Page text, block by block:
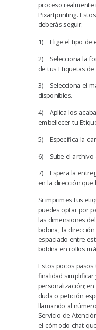
proceso realmente
Pixartprinting.
deberás seguir:
1)
Elige el tipo de
2)
Selecciona la
de tus Etiquetas de
3)
Selecciona el
disponibles.
4)
Aplica los
embellecer tu
5)
Especifica la
6)
Sube el
7) Espera la
en la dirección que
Si imprimes tus
puedes optar por
las dimensiones
bobina, la
espaciado entre
bobina en rollos
Estos pocos pasos
finalidad simplificar
personalización; en
duda o petición
llamando al
Servicio de
el cómodo chat